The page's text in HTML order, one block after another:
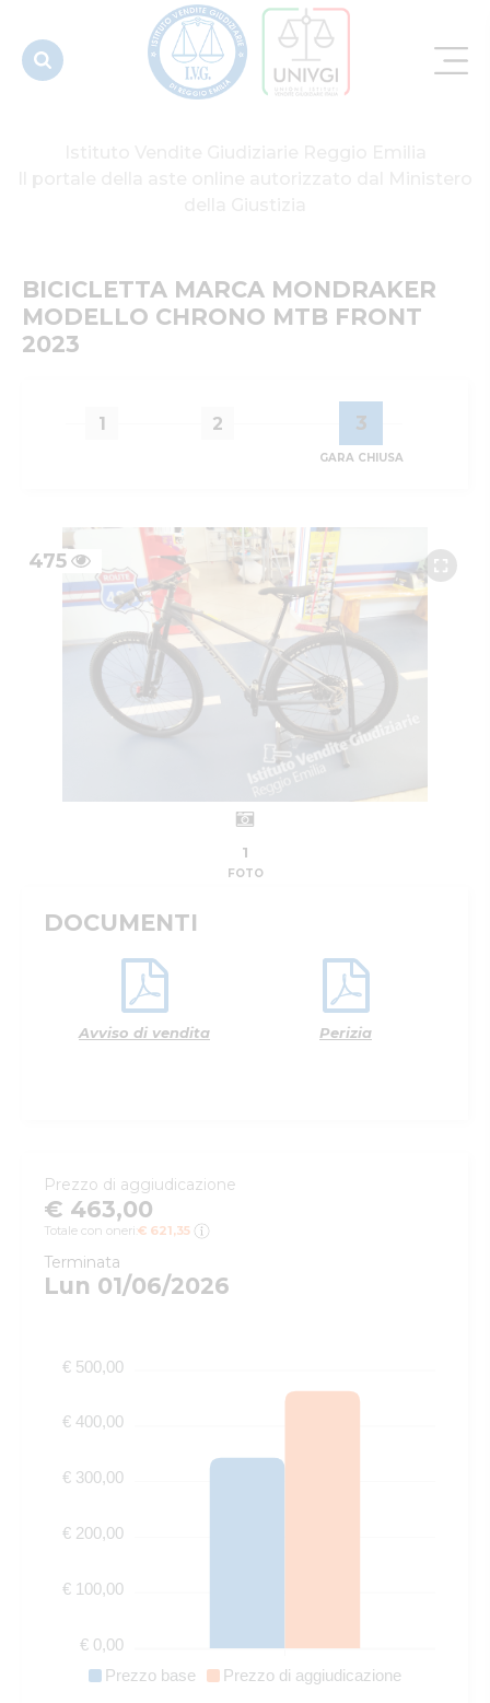
2023
BICICLETTA MARCA MONDRAKER
MODELLO CHRONO MTB FRONT
2023
1 2 3
GARA CHIUSA
475
1
FOTO
DOCUMENTI
Avviso di vendita Perizia
Prezzo di aggiudicazione
€ 463,00
Totale con oneri: € 621,35
Terminata
Lun 01/06/2026
Prezzo base Prezzo di aggiudicazione
€ 500,00
€ 400,00
€ 300,00
€ 200,00
€ 100,00
€ 0,00